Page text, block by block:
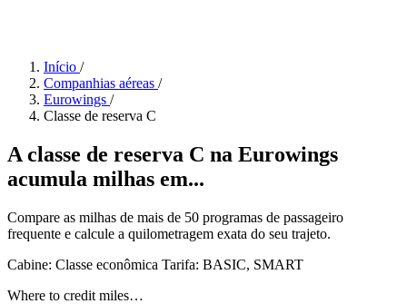
Início /
Companhias aéreas /
Eurowings /
Classe de reserva C
A classe de reserva C na Eurowings
acumula milhas em...
Compare as milhas de mais de 50 programas de passageiro
frequente e calcule a quilometragem exata do seu trajeto.
Cabine: Classe econômica Tarifa: BASIC, SMART
Where to credit miles…